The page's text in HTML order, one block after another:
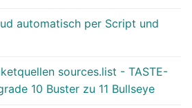
automatisch per Script und
sources.list - TASTE-
10 Buster zu 11 Bullseye